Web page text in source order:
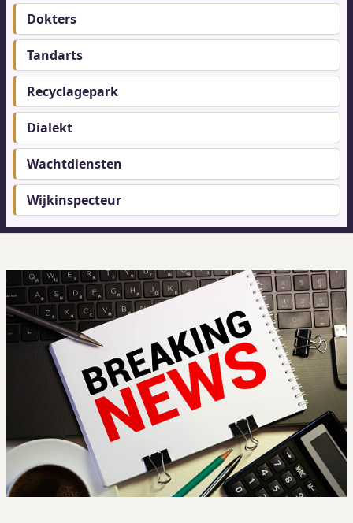
menu
Dokters
Tandarts
Recyclagepark
Dialekt
Wachtdiensten
Wijkinspecteur